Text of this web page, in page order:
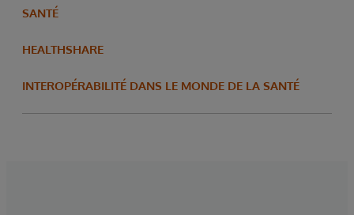
SANTÉ
HEALTHSHARE
INTEROPÉRABILITÉ DANS LE MONDE DE LA SANTÉ